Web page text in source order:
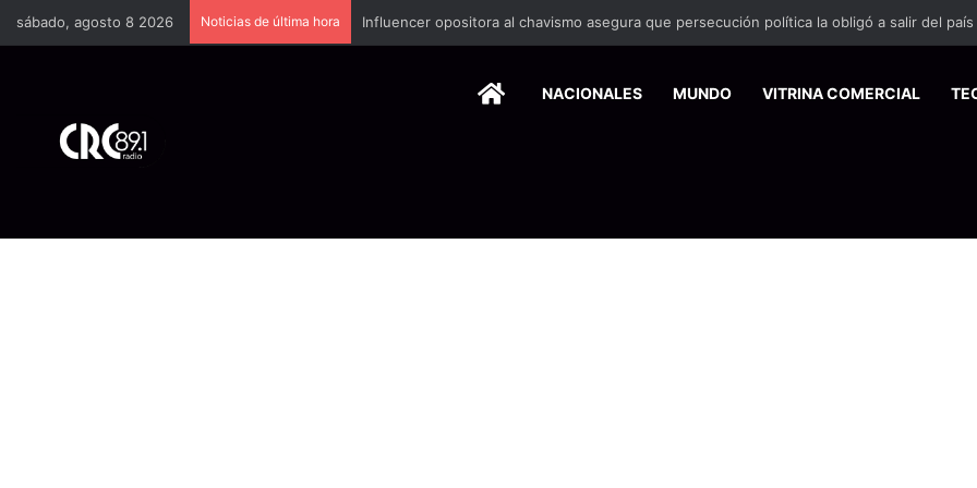
sábado, agosto 8 2026 Noticias de última hora Industria plástica se suma a la economía circular
HOMENACIONALES MUNDO VITRINA COMERCIAL